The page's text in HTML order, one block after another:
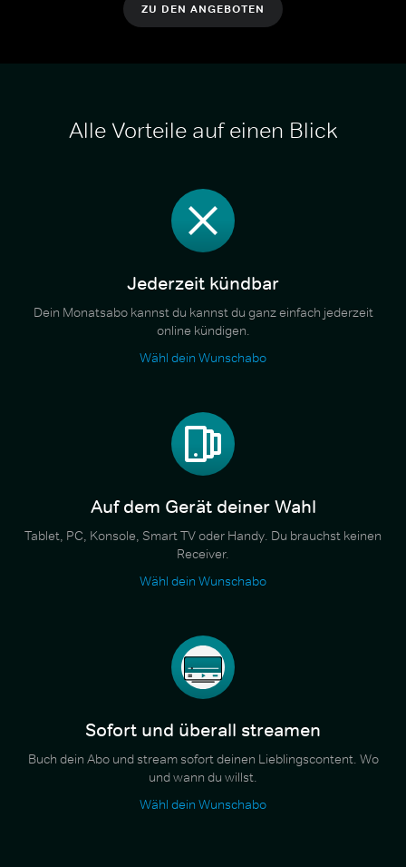
ZU DEN ANGEBOTEN
Alle Vorteile auf einen Blick
Jederzeit kündbar
Dein Monatsabo kannst du kannst du ganz einfach jederzeit
online kündigen.
Wähl dein Wunschabo
Auf dem Gerät deiner Wahl
Tablet, PC, Konsole, Smart TV oder Handy. Du brauchst keinen
Receiver.
Wähl dein Wunschabo
Sofort und überall streamen
Buch dein Abo und stream sofort deinen Lieblingscontent. Wo
und wann du willst.
Wähl dein Wunschabo